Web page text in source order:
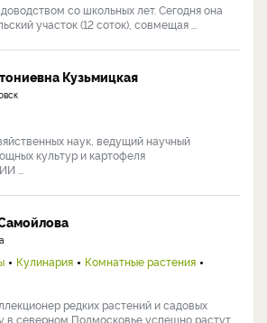
со школьных лет. Сегодня она
участок (12 соток), совмещая ...
Кузьмицкая
наук, ведущий научный
культур и картофеля
...
Кулинария
Комнатные растения
редких растений и садовых
северном Подмосковье успешно растут ...